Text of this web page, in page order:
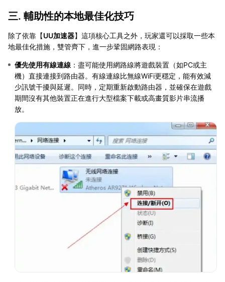
三. 輔助性的本地最佳化技巧
除了依靠【UU加速器】這項核心工具之外，玩家還可以採取一些本
地最佳化措施，雙管齊下，進一步鞏固網路表現：
優先使用有線連線 ：盡可能使用網路線將遊戲裝置（如PC或主
機）直接連接到路由器。有線連線比無線WiFi更穩定，能有效減
少訊號干擾與延遲。同時，定期重新啟動路由器，並確保在遊戲
期間沒有其他裝置正在進行大型檔案下載或高畫質影片串流播
放。